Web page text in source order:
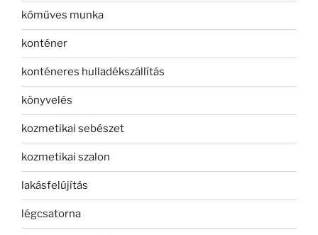
kőműves munka
konténer
konténeres hulladékszállítás
könyvelés
kozmetikai sebészet
kozmetikai szalon
lakásfelújítás
légcsatorna